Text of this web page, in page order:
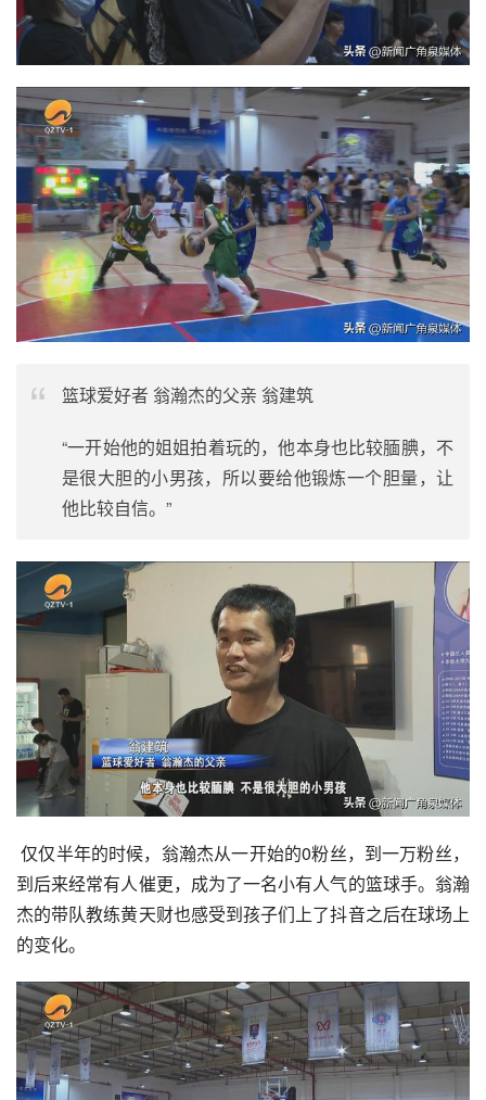
篮球爱好者 翁瀚杰的父亲 翁建筑
“一开始他的姐姐拍着玩的，他本身也比较腼腆，不
是很大胆的小男孩，所以要给他锻炼一个胆量，让
他比较自信。”
仅仅半年的时候，翁瀚杰从一开始的0粉丝，到一万粉丝，
到后来经常有人催更，成为了一名小有人气的篮球手。翁瀚
杰的带队教练黄天财也感受到孩子们上了抖音之后在球场上
的变化。